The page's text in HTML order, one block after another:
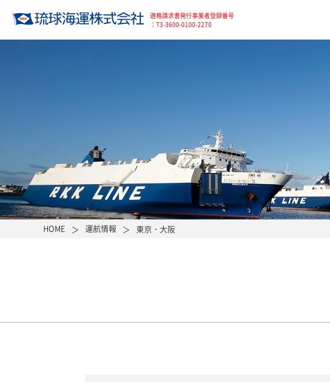
適格請求書発行事業者登録番号
：T3-3600-0100-2270
HOME 運航情報 東京・大阪